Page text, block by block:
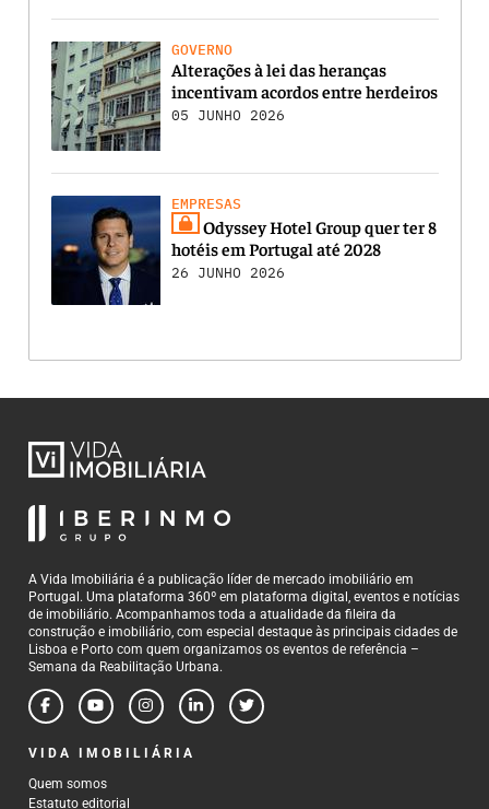
GOVERNO
Alterações à lei das heranças
incentivam acordos entre herdeiros
05 JUNHO 2026
EMPRESAS
Odyssey Hotel Group quer ter 8
hotéis em Portugal até 2028
26 JUNHO 2026
A Vida Imobiliária é a publicação líder de mercado imobiliário em
Portugal. Uma plataforma 360º em plataforma digital, eventos e notícias
de imobiliário. Acompanhamos toda a atualidade da fileira da
construção e imobiliário, com especial destaque às principais cidades de
Lisboa e Porto com quem organizamos os eventos de referência –
Semana da Reabilitação Urbana.
VIDA IMOBILIÁRIA
Quem somos
Estatuto editorial